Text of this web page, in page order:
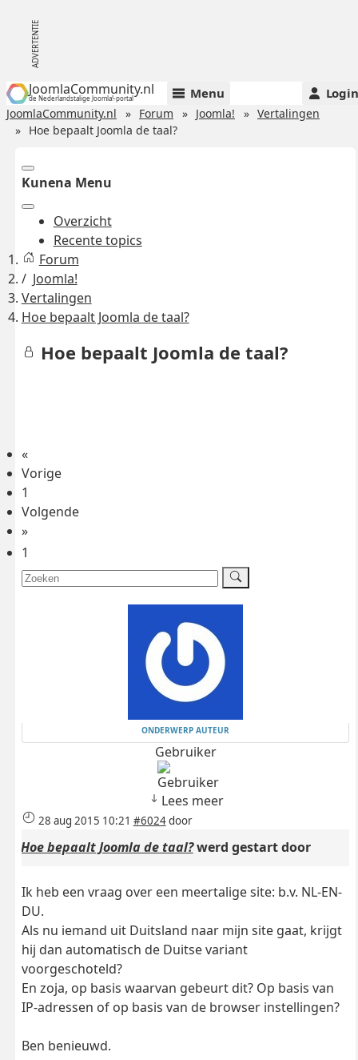
JoomlaCommunity.nl
de Nederlandstalige Joomla!-portal Menu Login
JoomlaCommunity.nl Forum Joomla!
Vertalingen
Hoe bepaalt Joomla de taal?
Kunena Menu
Overzicht
Recente topics
Forum
Joomla!
Vertalingen
Hoe bepaalt Joomla de taal?
Hoe bepaalt Joomla de taal?
«
Vorige
1
Volgende
»
1
ONDERWERP AUTEUR
Gebruiker
Lees meer
28 aug 2015 10:21 #6024door
Hoe bepaalt Joomla de taal?werd gestart door
Ik heb een vraag over een meertalige site: b.v. NL-EN-
DU.
Als nu iemand uit Duitsland naar mijn site gaat, krijgt
hij dan automatisch de Duitse variant
voorgeschoteld?
En zoja, op basis waarvan gebeurt dit? Op basis van
IP-adressen of op basis van de browser instellingen?
Ben benieuwd.